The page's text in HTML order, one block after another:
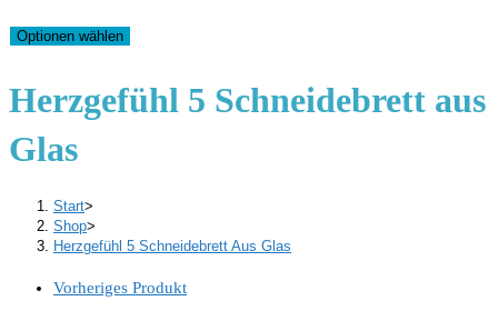
Optionen wählen
Herzgefühl 5 Schneidebrett aus
Glas
Start>
Shop>
Herzgefühl 5 Schneidebrett Aus Glas
Vorheriges Produkt